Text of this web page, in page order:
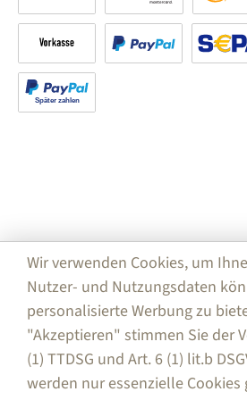
Kreditkarte Amazon
Vorkasse
Rechnung
Wir verwenden Cookies, um
Nutzer- und Nutzungsdaten
personalisierte Werbung zu
"Akzeptieren" stimmen Sie der
(1) TTDSG und Art. 6 (1) lit.b
werden nur essenzielle